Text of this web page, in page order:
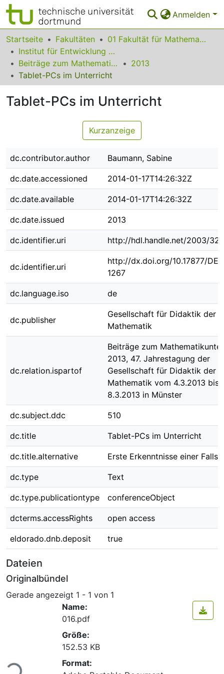
Anmelden
Bereiche & Sammlungen
Das gesamte Repositorium
Statistiken
FAQ
Zurück zur Startseite
Startseite Fakultäten
01 Fakultät für Mathematik
Institut für Entwicklung und Erforschung des Mathematikunterrichts
Beiträge zum Mathematikunterricht
2013
Tablet-PCs im Unterricht
Tablet-PCs im Unterricht
Kurzanzeige
dc.contributor.author Baumann, Sabine
dc.date.accessioned 2014-01-17T14:26:32Z
dc.date.available 2014-01-17T14:26:32Z
dc.date.issued 2013
dc.identifier.uri http://hdl.handle.net/2003/
dc.identifier.uri
http://dx.doi.org/10.17877/
1267
dc.language.iso de
dc.publisher
Gesellschaft für Didaktik der
Mathematik
dc.relation.ispartof
Beiträge zum
2013, 47. Jahrestagung der
Gesellschaft für Didaktik der
Mathematik vom 4.3.2013 bis
8.3.2013 in Münster
dc.subject.ddc 510
dc.title Tablet-PCs im Unterricht
dc.title.alternative Erste Erkenntnisse einer
dc.type Text
dc.type.publicationtype conferenceObject
dcterms.accessRights open access
eldorado.dnb.deposit true
Dateien
Originalbündel
Gerade angezeigt 1 - 1 von 1
Name:
016.pdf
Größe:
152.53 KB
Format: